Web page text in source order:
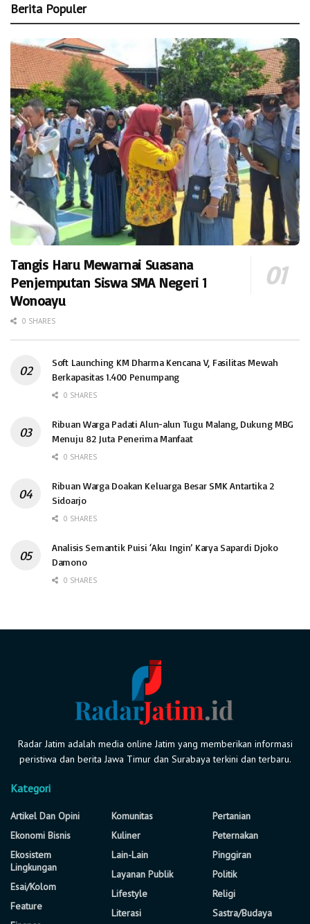
Berita Populer
Tangis Haru Mewarnai Suasana
Penjemputan Siswa SMA Negeri 1
Wonoayu
0 SHARES
Soft Launching KM Dharma Kencana V, Fasilitas Mewah
Berkapasitas 1.400 Penumpang
0 SHARES
Ribuan Warga Padati Alun-alun Tugu Malang, Dukung MBG
Menuju 82 Juta Penerima Manfaat
0 SHARES
Ribuan Warga Doakan Keluarga Besar SMK Antartika 2
Sidoarjo
0 SHARES
Analisis Semantik Puisi ‘Aku Ingin’ Karya Sapardi Djoko
Damono
0 SHARES
Radar Jatim adalah media online Jatim yang memberikan informasi
peristiwa dan berita Jawa Timur dan Surabaya terkini dan terbaru.
Kategori
Artikel Dan Opini
Ekonomi Bisnis
Ekosistem
Lingkungan
Esai/Kolom
Feature
Komunitas
Kuliner
Lain-Lain
Layanan Publik
Lifestyle
Literasi
Pertanian
Peternakan
Pinggiran
Politik
Religi
Sastra/Budaya